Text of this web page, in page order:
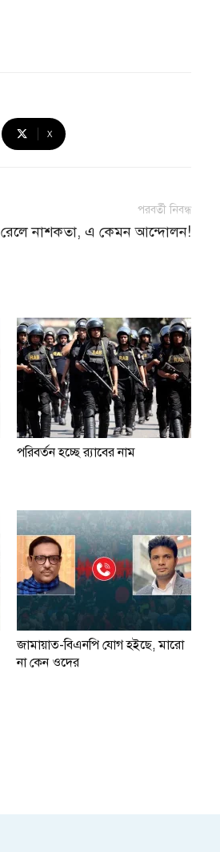
X
পরবর্তী নিবন্ধ
রেলে নাশকতা, এ কেমন আন্দোলন!
পরিবর্তন হচ্ছে র‌্যাবের নাম
জামায়াত-বিএনপি যোগ হইছে, মারো
না কেন ওদের